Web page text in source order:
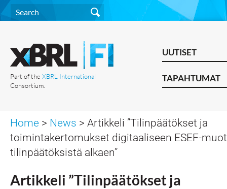
Part of the XBRL International
Consortium.
UUTISET
TAPAHTUMAT
Home > News > Artikkeli ”Tilinpäätökset ja
toimintakertomukset digitaaliseen ESEF-
tilinpäätöksistä alkaen”
Artikkeli ”Tilinpäätökset ja